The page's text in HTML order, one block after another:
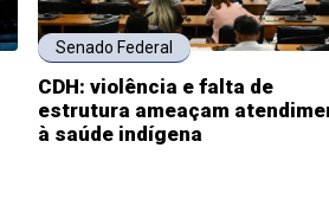
Senado Federal
CDH: violência e falta de
estrutura ameaçam
à saúde indígena